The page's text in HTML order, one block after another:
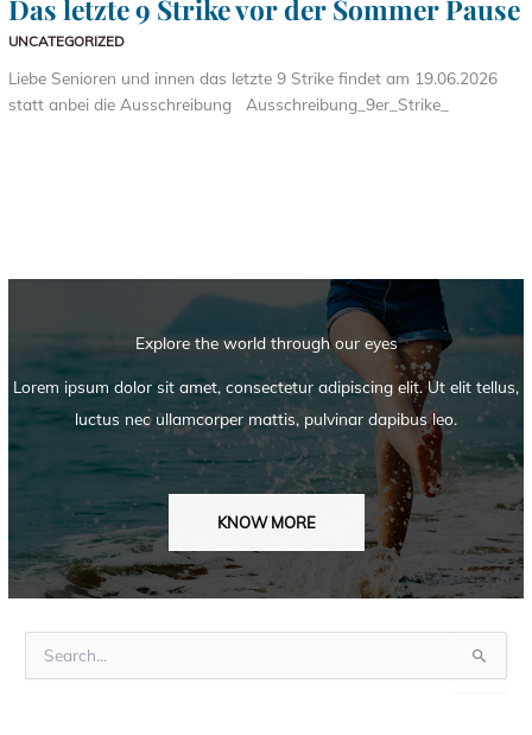
Das letzte 9 Strike vor der Sommer Pause
UNCATEGORIZED
Liebe Senioren und innen das letzte 9 Strike findet am 19.06.2026
statt anbei die Ausschreibung Ausschreibung_9er_Strike_
Explore the world through our eyes
Lorem ipsum dolor sit amet, consectetur adipiscing elit. Ut elit tellus,
luctus nec ullamcorper mattis, pulvinar dapibus leo.
KNOW MORE